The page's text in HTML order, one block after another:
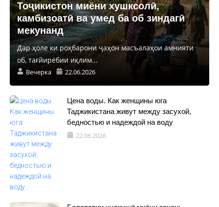
Тоҷикистон миёни хушксолӣ,
камбизоатӣ ва умед ба об зиндагӣ
мекунанд
Дар ҳоле ки роҳбарони ҷаҳон масъалаҳои амнияти
об, тағйирёбии иқлим...
Вечерка 22.06.2026
Цена воды. Как женщины юга
Таджикистана живут между засухой,
бедностью и надеждой на воду
22.06.2026